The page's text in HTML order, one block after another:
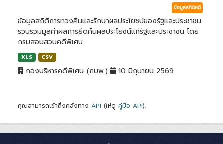
ข้อมูลสถิติคดี
ข้อมูลสถิติการทวงคืนและรักษาผลประโยชน์ของรัฐและประชาชน
รวบรวมมูลค่าผลการยึดคืนผลประโยชน์แก่รัฐและประชาชน โดย
กรมสอบสวนคดีพิเศษ
XLS CSV
กองบริหารคดีพิเศษ (กบพ.) 10 มิถุนายน 2569
คุณสามารถเข้าถึงคลังทาง API (ให้ดู คู่มือ API).